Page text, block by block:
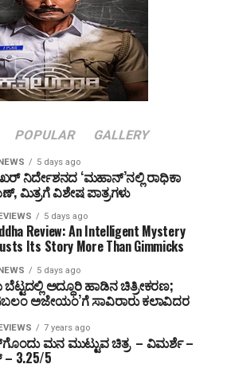
POPULAR GALLERY
5 days ago
ನಿರ್ದೇಶನದ ‘ಮಹಾನ್’ನಲ್ಲಿ ರಾಧಿಕಾ
ಮಿತ್ರಗೆ ವಿಶೇಷ ಪಾತ್ರಗಳು
5 days ago
Review: An Intelligent Mystery
Its Story More Than Gimmicks
5 days ago
ಅದ್ಧೂರಿ ಹಾಡಿನ ಚಿತ್ರೀಕರಣ;
ಅಜೇಯಂ’ಗೆ ಸಾವಿರಾರು ಕಲಾವಿದರ
7 years ago
ಮನ ಮುಟ್ಟುವ ಚಿತ್ರ – ವಿಮರ್ಶೆ –
3.25/5